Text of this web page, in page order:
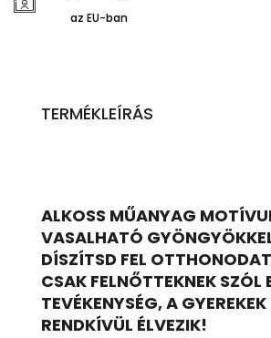
az EU-ban
TERMÉKLEÍRÁS
ALKOSS MŰANYAG
VASALHATÓ
DÍSZÍTSD FEL
CSAK FELNŐTTEKNEK SZÓL
TEVÉKENYSÉG, A GYEREKEK
RENDKÍVÜL ÉLVEZIK!